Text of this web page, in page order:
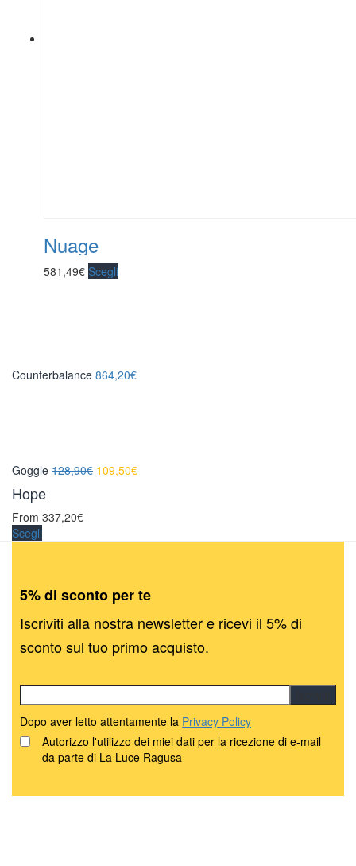
Nuage
581,49€ Scegli
Counterbalance 864,20€
Goggle 128,90€ Il109,50€Il
Hope
From 337,20€
Scegli
5% di sconto per te
Iscriviti alla nostra newsletter e ricevi il 5% di
sconto sul tuo primo acquisto.
Dopo aver letto attentamente la Privacy Policy
Autorizzo l'utilizzo dei miei dati per la ricezione di e-mail
da parte di La Luce Ragusa